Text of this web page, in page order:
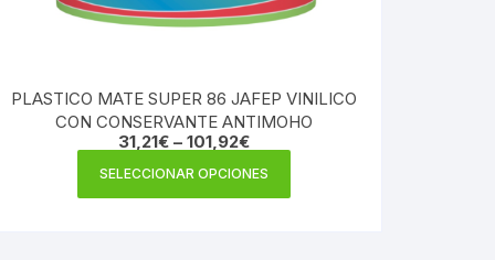
PLASTICO MATE SUPER 86 JAFEP VINILICO
CON CONSERVANTE ANTIMOHO
31,21€– 101,92€
SELECCIONAR OPCIONES